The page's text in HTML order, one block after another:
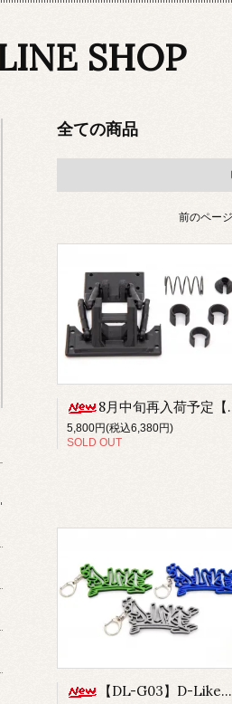
SHOP
全ての商品
前のペー
8月中旬再入荷予定【LPOP-14-2】Rear LinkSus for DLP (LP-86)
5,800円(税込6,380円)
SOLD OUT
【DL-G03】D-Likeキーホルダー type.A-Big マルチカラーバージョン